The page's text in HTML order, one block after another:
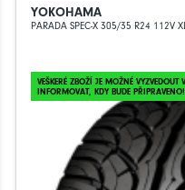
YOKOHAMA
PARADA SPEC-X 305/35 R24 112V
VEŠKERÉ ZBOŽÍ JE MOŽNÉ
INFORMOVAT, KDY BUDE PŘIPRAVENO!